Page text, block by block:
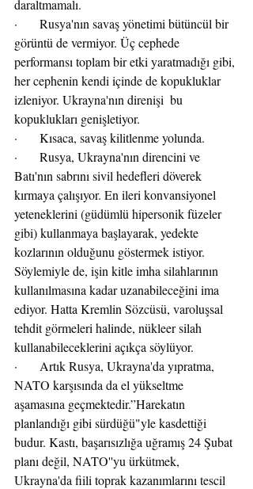
daraltmamalı.
·       Rusya'nın savaş yönetimi bütüncül bir
görüntü de vermiyor. Üç cephede
performansı toplam bir etki yaratmadığı gibi,
her cephenin kendi içinde de kopukluklar
izleniyor. Ukrayna'nın direnişi  bu
kopuklukları genişletiyor.
·       Kısaca, savaş kilitlenme yolunda.
·       Rusya, Ukrayna'nın direncini ve
Batı'nın sabrını sivil hedefleri döverek
kırmaya çalışıyor. En ileri konvansiyonel
yeteneklerini (güdümlü hipersonik füzeler
gibi) kullanmaya başlayarak, yedekte
kozlarının olduğunu göstermek istiyor.
Söylemiyle de, işin kitle imha silahlarının
kullanılmasına kadar uzanabileceğini ima
ediyor. Hatta Kremlin Sözcüsü, varoluşsal
tehdit görmeleri halinde, nükleer silah
kullanabileceklerini açıkça söylüyor.
·       Artık Rusya, Ukrayna'da yıpratma,
NATO karşısında da el yükseltme
aşamasına geçmektedir.”Harekatın
planlandığı gibi sürdüğü"yle kasdettiği
budur. Kastı, başarısızlığa uğramış 24 Şubat
planı değil, NATO''yu ürkütmek,
Ukrayna'da fiili toprak kazanımlarını tescil